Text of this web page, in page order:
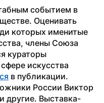
событием в
Оценивать
которых именитые
члены Союза
кураторы
искусства
в публикации.
России Виктор
другие. Выставка-